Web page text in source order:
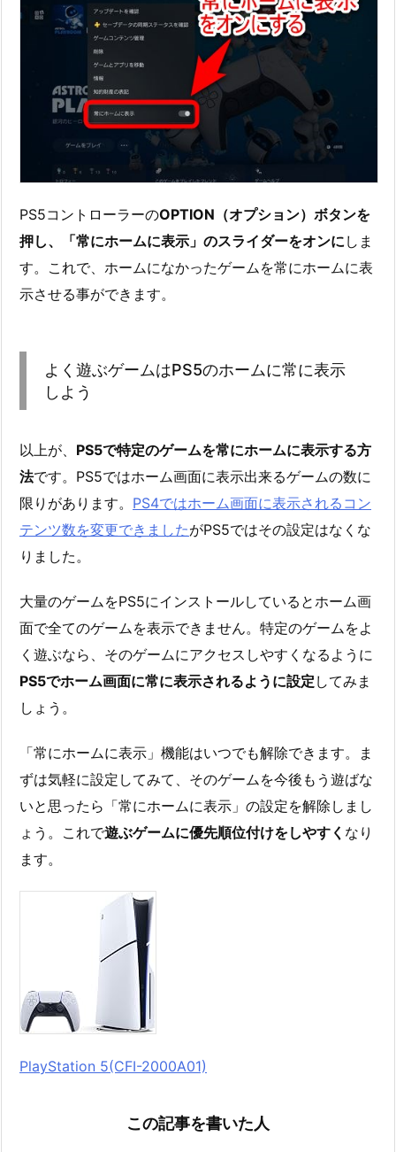
PS5コントローラーのOPTION（オプション）ボタンを
押し、「常にホームに表示」のスライダーをオンに しま
す。これで、ホームになかったゲームを常にホームに表
示させる事ができます。
よく遊ぶゲームはPS5のホームに常に表示
しよう
以上が、 PS5で特定のゲームを常にホームに表示する方
法です。PS5ではホーム画面に表示出来るゲームの数に
限りがあります。 PS4ではホーム画面に表示されるコン
テンツ数を変更できましたがPS5ではその設定はなくな
りました。
大量のゲームをPS5にインストールしているとホーム画
面で全てのゲームを表示できません。特定のゲームをよ
く遊ぶなら、そのゲームにアクセスしやすくなるように
PS5でホーム画面に常に表示されるように設定 してみま
しょう。
「常にホームに表示」機能はいつでも解除できます。ま
ずは気軽に設定してみて、そのゲームを今後もう遊ばな
いと思ったら「常にホームに表示」の設定を解除しまし
ょう。これで遊ぶゲームに優先順位付けをしやすく なり
ます。
PlayStation 5(CFI-2000A01)
この記事を書いた人